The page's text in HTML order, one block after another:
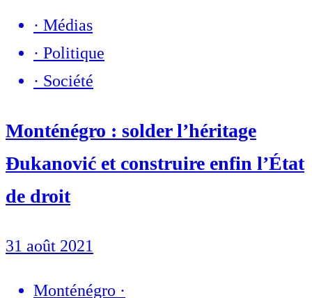
· Médias
· Politique
· Société
Monténégro : solder l’héritage
Đukanović et construire enfin l’État
de droit
31 août 2021
Monténégro ·